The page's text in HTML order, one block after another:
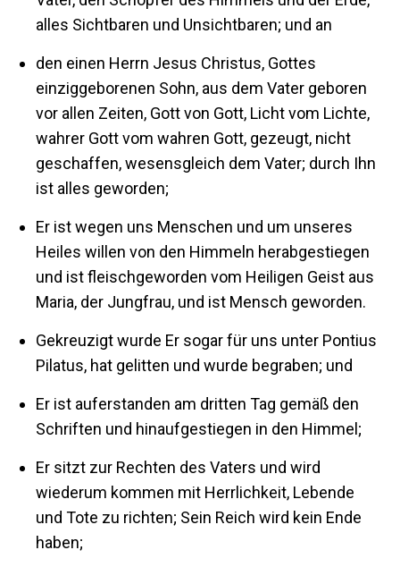
alles Sichtbaren und Unsichtbaren; und an
den einen Herrn Jesus Christus, Gottes
einziggeborenen Sohn, aus dem Vater geboren
vor allen Zeiten, Gott von Gott, Licht vom Lichte,
wahrer Gott vom wahren Gott, gezeugt, nicht
geschaffen, wesensgleich dem Vater; durch Ihn
ist alles geworden;
Er ist wegen uns Menschen und um unseres
Heiles willen von den Himmeln herabgestiegen
und ist fleischgeworden vom Heiligen Geist aus
Maria, der Jungfrau, und ist Mensch geworden.
Gekreuzigt wurde Er sogar für uns unter Pontius
Pilatus, hat gelitten und wurde begraben; und
Er ist auferstanden am dritten Tag gemäß den
Schriften und hinaufgestiegen in den Himmel;
Er sitzt zur Rechten des Vaters und wird
wiederum kommen mit Herrlichkeit, Lebende
und Tote zu richten; Sein Reich wird kein Ende
haben;